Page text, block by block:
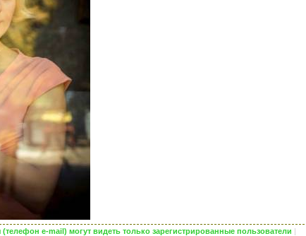
(телефон e-mail) могут видеть только зарегистрированные пользователи |